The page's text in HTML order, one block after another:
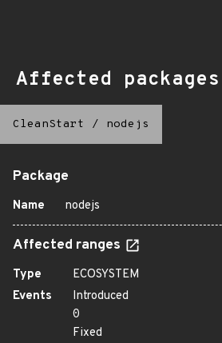
Affected packages
CleanStart / nodejs
Package
Name nodejs
Affected ranges
Type
ECOSYSTEM
Events
Introduced
0
Fixed